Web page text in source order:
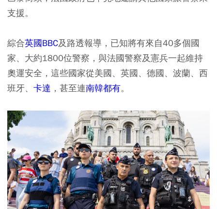
支援。
綜合英國BBC及路透報導，已知將有來自40多個國
家、大約1800位警察，與法國警察及憲兵一起維持
奧運安全，這些國家從美國、英國、德國、波蘭、西
班牙、 卡達 ，甚至連南韓都有。